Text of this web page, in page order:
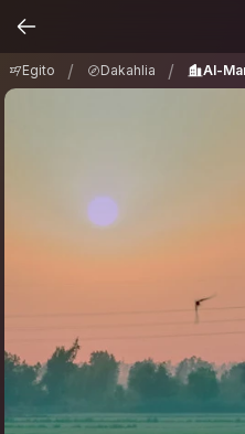
Egito / Dakahlia / Al-